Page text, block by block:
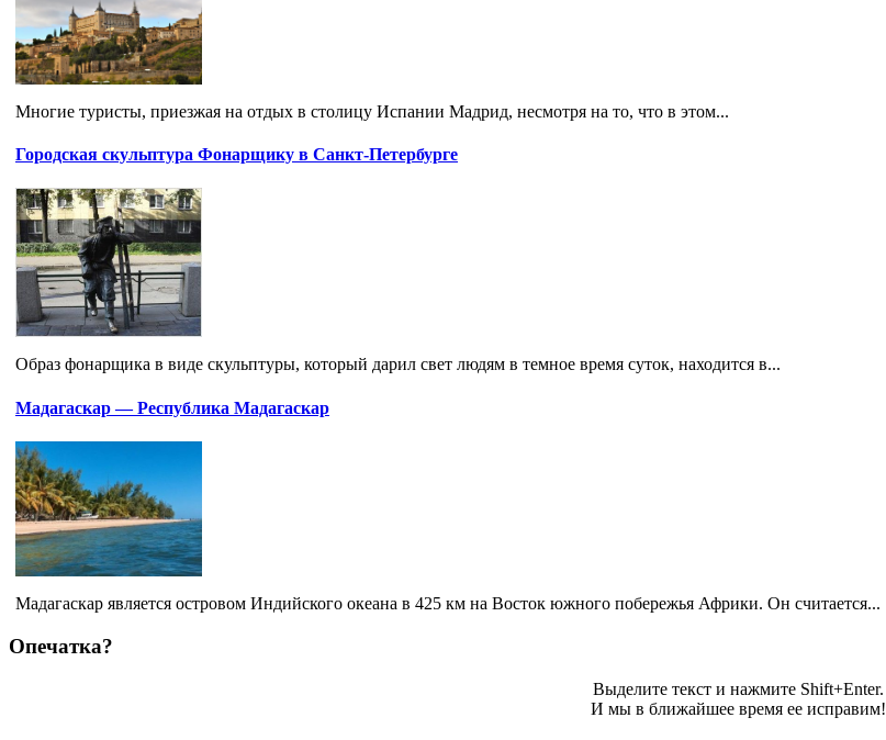
Многие туристы, приезжая на отдых в столицу Испании Мадрид, несмотря на то, что в этом...
Городская скульптура Фонарщику в Санкт-Петербурге
Образ фонарщика в виде скульптуры, который дарил свет людям в темное время суток, находится в...
Мадагаскар — Республика Мадагаскар
Мадагаскар является островом Индийского океана в 425 км на Восток южного побережья Африки. Он считается...
Опечатка?
Выделите текст и нажмите Shift+Enter.
И мы в ближайшее время ее исправим!